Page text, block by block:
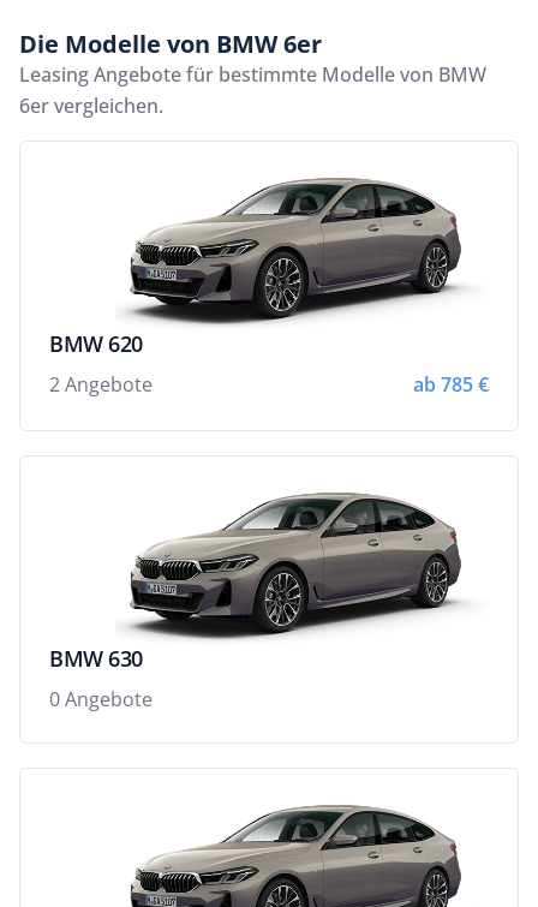
Die Modelle von BMW 6er
Leasing Angebote für bestimmte Modelle von BMW
6er vergleichen.
BMW 620
2 Angebote ab 785 €
BMW 630
0 Angebote